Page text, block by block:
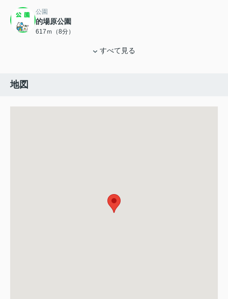
公園
的場原公園
617ｍ（8分）
すべて見る
地図